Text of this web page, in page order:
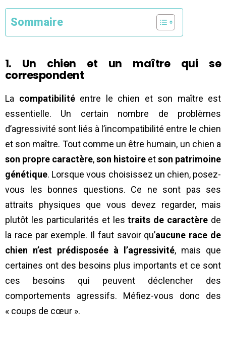
Sommaire
1. Un chien et un maître qui se
correspondent
La compatibilitéentre le chien et son maître est
essentielle. Un certain nombre de problèmes
d’agressivité sont liés à l’incompatibilité entre le chien
et son maître. Tout comme un être humain, un chien a
son propre caractère,son histoire etson patrimoine
génétique. Lorsque vous choisissez un chien, posez-
vous les bonnes questions. Ce ne sont pas ses
attraits physiques que vous devez regarder, mais
plutôt les particularités et les traits de caractère de
la race par exemple. Il faut savoir qu’aucune race de
chien n’est prédisposée à l’agressivité, mais que
certaines ont des besoins plus importants et ce sont
ces besoins qui peuvent déclencher des
comportements agressifs. Méfiez-vous donc des
« coups de cœur ».